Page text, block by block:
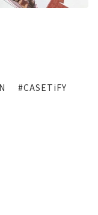
#CASETiFY